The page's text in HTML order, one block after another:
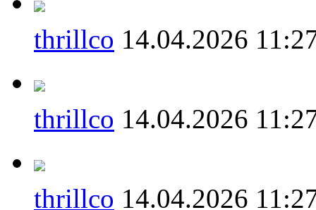
thrillco 14.04.2026
thrillco 14.04.2026
thrillco 14.04.2026